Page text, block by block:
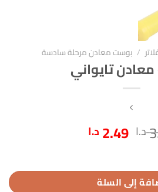
/ بوست معادن مرحلة سادسة
تايواني
د.ا السعر
الأصلي
3.50 د.ا.
2.49 د.ا
2.49 د.ا. إلى السلة